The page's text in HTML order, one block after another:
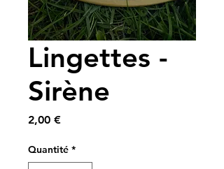
Lingettes -
Sirène
2,00 €Prix
Quantité *